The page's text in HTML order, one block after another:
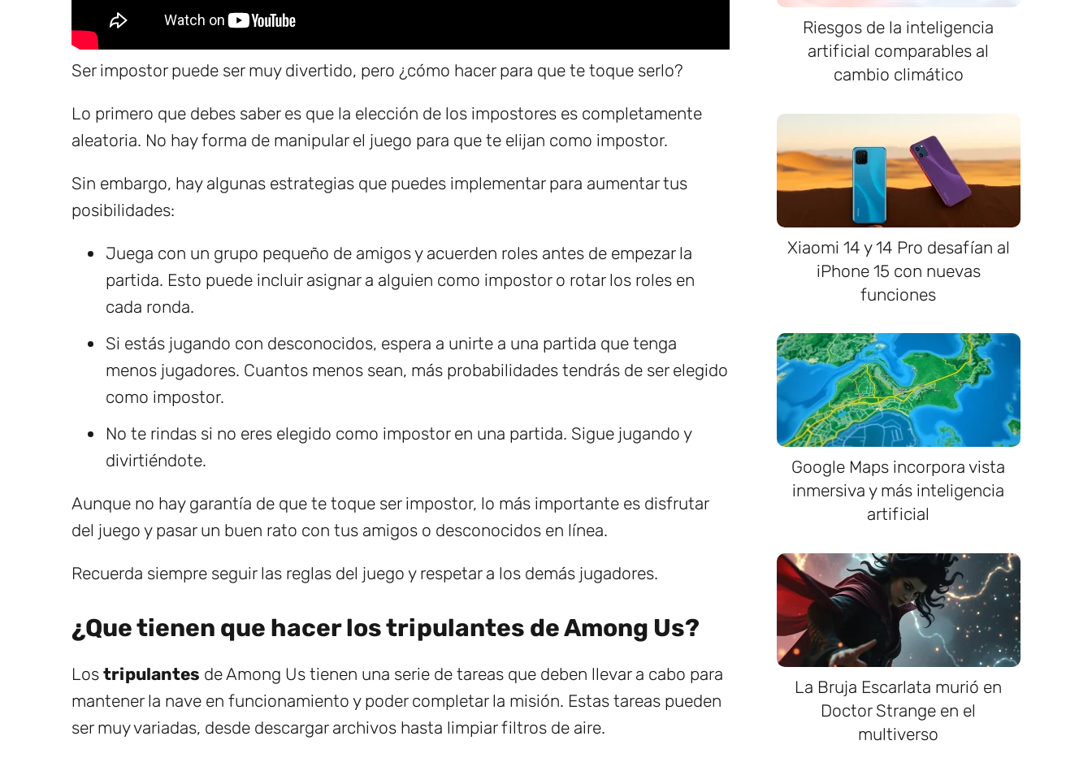
Ser impostor puede ser muy divertido, pero ¿cómo hacer para que te toque serlo?
Lo primero que debes saber es que la elección de los impostores es completamente
aleatoria. No hay forma de manipular el juego para que te elijan como impostor.
Sin embargo, hay algunas estrategias que puedes implementar para aumentar tus
posibilidades:
Juega con un grupo pequeño de amigos y acuerden roles antes de empezar la
partida. Esto puede incluir asignar a alguien como impostor o rotar los roles en
cada ronda.
Si estás jugando con desconocidos, espera a unirte a una partida que tenga
menos jugadores. Cuantos menos sean, más probabilidades tendrás de ser elegido
como impostor.
No te rindas si no eres elegido como impostor en una partida. Sigue jugando y
divirtiéndote.
Aunque no hay garantía de que te toque ser impostor, lo más importante es disfrutar
del juego y pasar un buen rato con tus amigos o desconocidos en línea.
Recuerda siempre seguir las reglas del juego y respetar a los demás jugadores.
¿Que tienen que hacer los tripulantes de Among Us?
Los tripulantes de Among Us tienen una serie de tareas que deben llevar a cabo para
mantener la nave en funcionamiento y poder completar la misión. Estas tareas pueden
ser muy variadas, desde descargar archivos hasta limpiar filtros de aire.
Riesgos de la inteligencia
artificial comparables al
cambio climático
Xiaomi 14 y 14 Pro desafían al
iPhone 15 con nuevas
funciones
Google Maps incorpora vista
inmersiva y más inteligencia
artificial
La Bruja Escarlata murió en
Doctor Strange en el
multiverso